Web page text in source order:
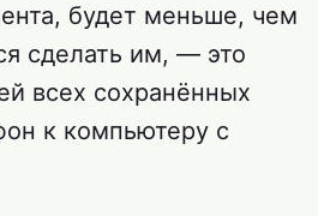
будет меньше, чем
сделать им, — это
всех сохранённых
к компьютеру с